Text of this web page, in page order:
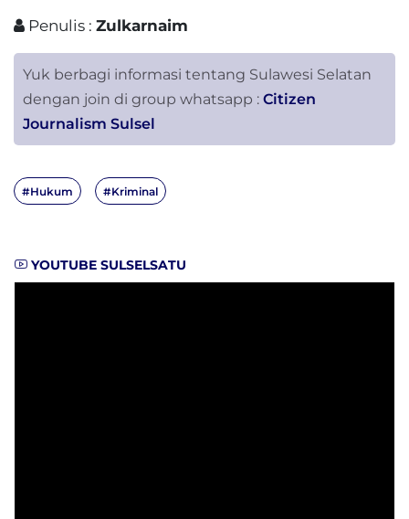
Penulis : Zulkarnaim
Yuk berbagi informasi tentang Sulawesi Selatan
dengan join di group whatsapp : Citizen
Journalism Sulsel
#Hukum #Kriminal
YOUTUBE SULSELSATU